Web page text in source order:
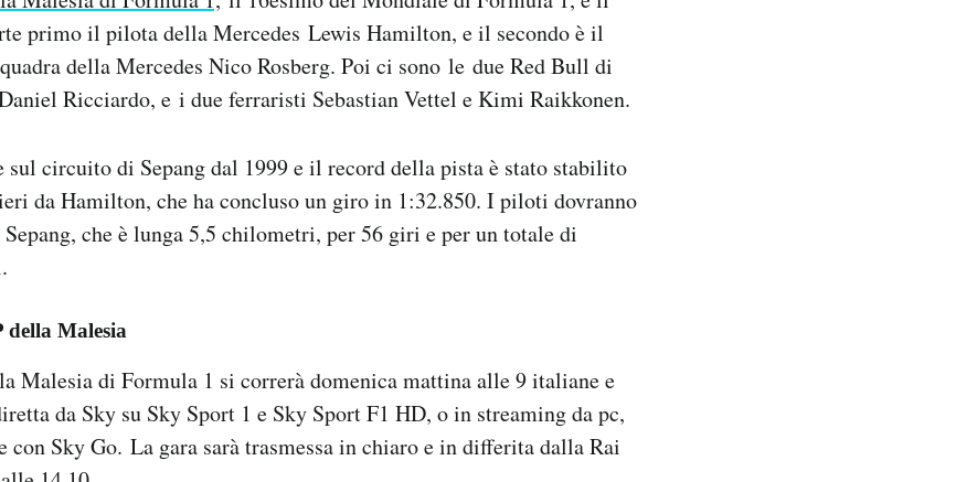
primo il pilota della Mercedes Lewis Hamilton, e il secondo è il
della Mercedes Nico Rosberg. Poi ci sono le due Red Bull di
Ricciardo, e i due ferraristi Sebastian Vettel e Kimi Raikkonen.
sul circuito di Sepang dal 1999 e il record della pista è stato stabilito
da Hamilton, che ha concluso un giro in 1:32.850. I piloti dovranno
che è lunga 5,5 chilometri, per 56 giri e per un totale di
della Malesia
Malesia di Formula 1 si correrà domenica mattina alle 9 italiane e
da Sky su Sky Sport 1 e Sky Sport F1 HD, o in streaming da pc,
con Sky Go. La gara sarà trasmessa in chiaro e in differita dalla Rai